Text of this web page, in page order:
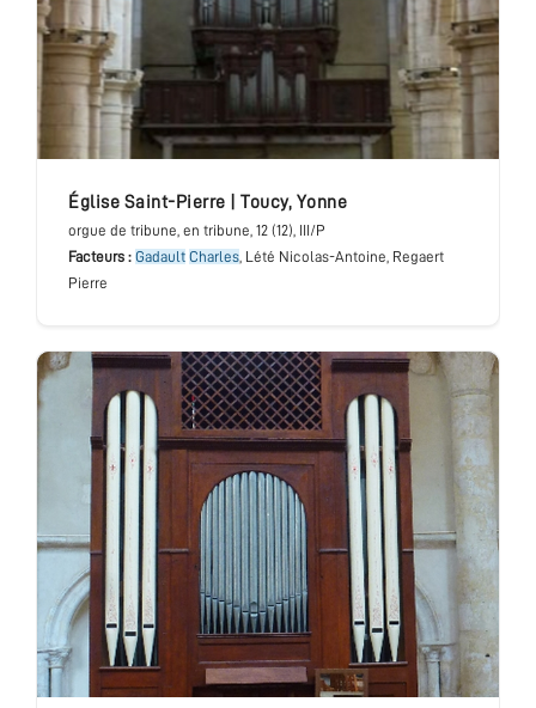
église Saint-Pierre Toucy, Yonne
orgue de tribune, en tribune, 12 (12), III/P
Facteurs : Gadault Charles, Lété Nicolas-Antoine, Regaert
Pierre